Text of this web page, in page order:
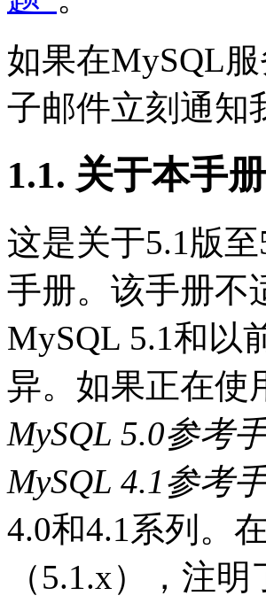
如果在MySQL
子邮件立刻通知
1.1. 关于本手册
这是关于5.1版
手册。该手册不
MySQL 5.1和以
异。如果正在使
MySQL 5.0参考
MySQL 4.1参考
4.0和4.1系列。
（5.1.x），注